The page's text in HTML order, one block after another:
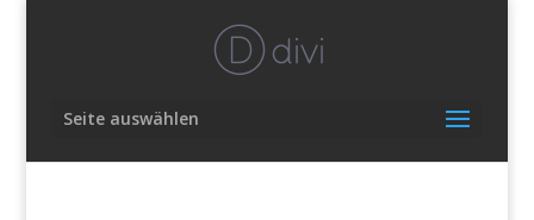
Seite auswählen